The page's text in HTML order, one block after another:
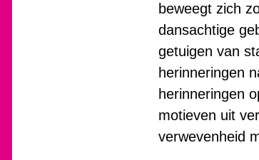
beweegt zich
dansachtige
getuigen van
herinneringen
herinneringen
motieven uit
verwevenheid